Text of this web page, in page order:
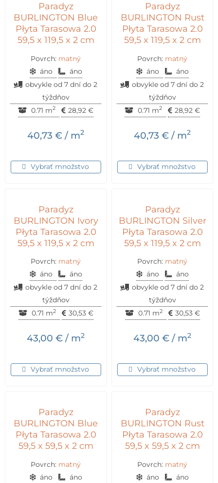
Paradyz
BURLINGTON Blue
Płyta Tarasowa 2.0
59,5 x 119,5 x 2 cm
Povrch: matný
áno
áno
obvykle od 7 dní do 2
týždňov
0.71 m2 28,92 €
40,73 € / m2
Vybrať množstvo
Paradyz
BURLINGTON Rust
Płyta Tarasowa 2.0
59,5 x 119,5 x 2 cm
Povrch: matný
áno
áno
obvykle od 7 dní do 2
týždňov
0.71 m2 28,92 €
40,73 € / m2
Vybrať množstvo
Paradyz
BURLINGTON Ivory
Płyta Tarasowa 2.0
59,5 x 119,5 x 2 cm
Povrch: matný
áno
áno
obvykle od 7 dní do 2
týždňov
0.71 m2 30,53 €
43,00 € / m2
Vybrať množstvo
Paradyz
BURLINGTON Silver
Płyta Tarasowa 2.0
59,5 x 119,5 x 2 cm
Povrch: matný
áno
áno
obvykle od 7 dní do 2
týždňov
0.71 m2 30,53 €
43,00 € / m2
Vybrať množstvo
Paradyz
BURLINGTON Blue
Płyta Tarasowa 2.0
59,5 x 59,5 x 2 cm
Povrch: matný
áno
áno
Paradyz
BURLINGTON Rust
Płyta Tarasowa 2.0
59,5 x 59,5 x 2 cm
Povrch: matný
áno
áno